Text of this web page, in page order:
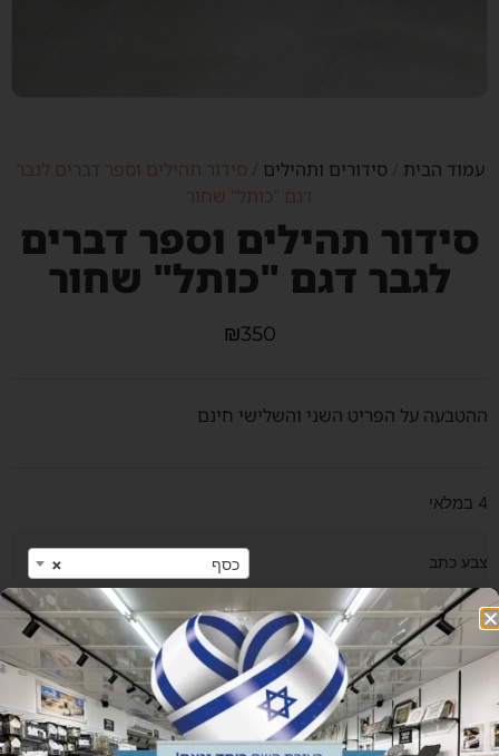
עמוד הבית / סידורים ותהילים / סידור תהילים וספר דברים לגבר
דגם "כותל" שחור
סידור תהילים וספר דברים
לגבר דגם "כותל" שחור
₪350
ההטבעה על הפריט השני והשלישי חינם
4 במלאי
צבע כתב × כסף
מה להטביע על הסידור?
עלות הטבעת שם 10₪
הוספה לסל קנה עכשיו